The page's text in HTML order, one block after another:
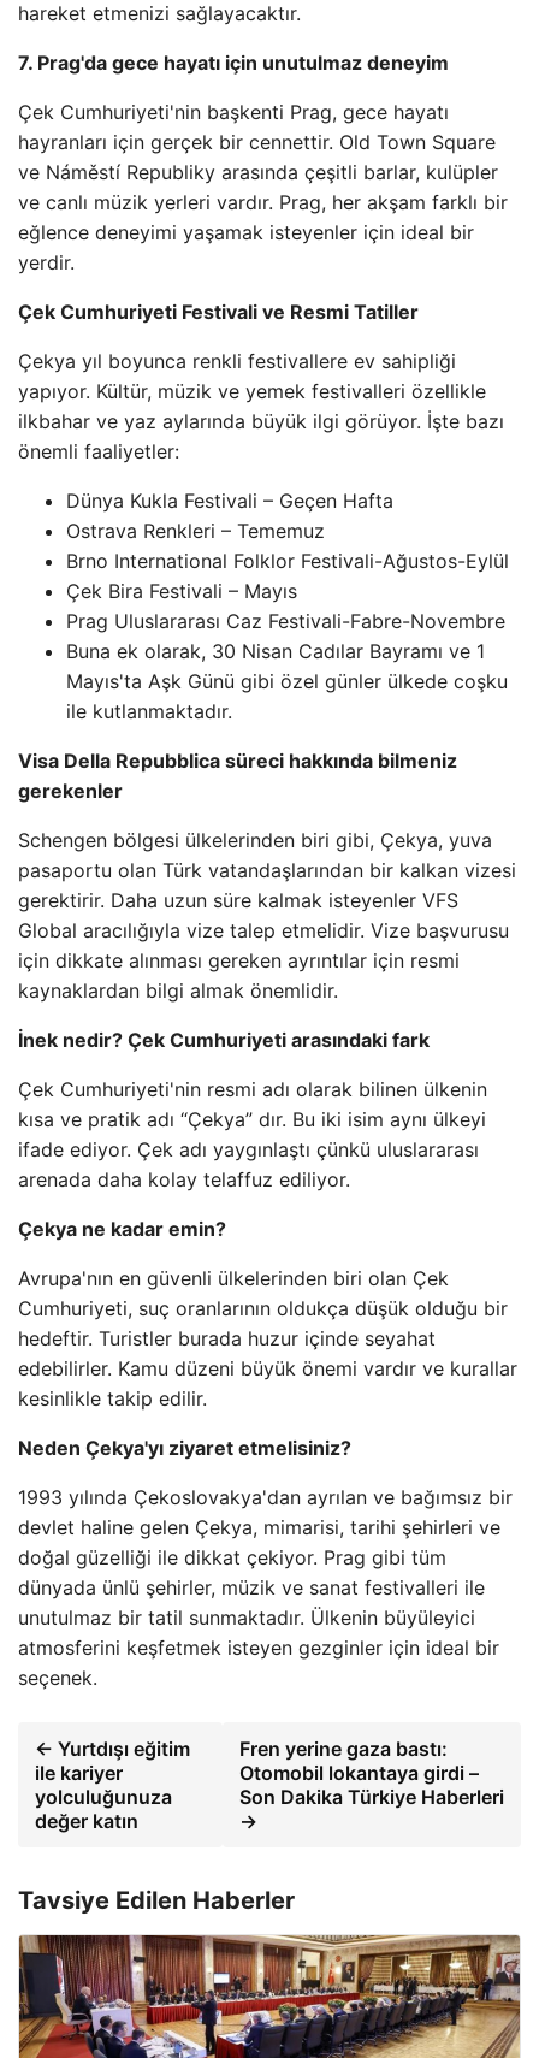
hareket etmenizi sağlayacaktır.
7. Prag'da gece hayatı için unutulmaz deneyim
Çek Cumhuriyeti'nin başkenti Prag, gece hayatı
hayranları için gerçek bir cennettir. Old Town Square
ve Náměstí Republiky arasında çeşitli barlar, kulüpler
ve canlı müzik yerleri vardır. Prag, her akşam farklı bir
eğlence deneyimi yaşamak isteyenler için ideal bir
yerdir.
Çek Cumhuriyeti Festivali ve Resmi Tatiller
Çekya yıl boyunca renkli festivallere ev sahipliği
yapıyor. Kültür, müzik ve yemek festivalleri özellikle
ilkbahar ve yaz aylarında büyük ilgi görüyor. İşte bazı
önemli faaliyetler:
Dünya Kukla Festivali – Geçen Hafta
Ostrava Renkleri – Tememuz
Brno International Folklor Festivali-Ağustos-Eylül
Çek Bira Festivali – Mayıs
Prag Uluslararası Caz Festivali-Fabre-Novembre
Buna ek olarak, 30 Nisan Cadılar Bayramı ve 1
Mayıs'ta Aşk Günü gibi özel günler ülkede coşku
ile kutlanmaktadır.
Visa Della Repubblica süreci hakkında bilmeniz
gerekenler
Schengen bölgesi ülkelerinden biri gibi, Çekya, yuva
pasaportu olan Türk vatandaşlarından bir kalkan vizesi
gerektirir. Daha uzun süre kalmak isteyenler VFS
Global aracılığıyla vize talep etmelidir. Vize başvurusu
için dikkate alınması gereken ayrıntılar için resmi
kaynaklardan bilgi almak önemlidir.
İnek nedir? Çek Cumhuriyeti arasındaki fark
Çek Cumhuriyeti'nin resmi adı olarak bilinen ülkenin
kısa ve pratik adı “Çekya” dır. Bu iki isim aynı ülkeyi
ifade ediyor. Çek adı yaygınlaştı çünkü uluslararası
arenada daha kolay telaffuz ediliyor.
Çekya ne kadar emin?
Avrupa'nın en güvenli ülkelerinden biri olan Çek
Cumhuriyeti, suç oranlarının oldukça düşük olduğu bir
hedeftir. Turistler burada huzur içinde seyahat
edebilirler. Kamu düzeni büyük önemi vardır ve kurallar
kesinlikle takip edilir.
Neden Çekya'yı ziyaret etmelisiniz?
1993 yılında Çekoslovakya'dan ayrılan ve bağımsız bir
devlet haline gelen Çekya, mimarisi, tarihi şehirleri ve
doğal güzelliği ile dikkat çekiyor. Prag gibi tüm
dünyada ünlü şehirler, müzik ve sanat festivalleri ile
unutulmaz bir tatil sunmaktadır. Ülkenin büyüleyici
atmosferini keşfetmek isteyen gezginler için ideal bir
seçenek.
← Yurtdışı eğitim
ile kariyer
yolculuğunuza
değer katın
Fren yerine gaza bastı:
Otomobil lokantaya girdi –
Son Dakika Türkiye Haberleri
→
Tavsiye Edilen Haberler